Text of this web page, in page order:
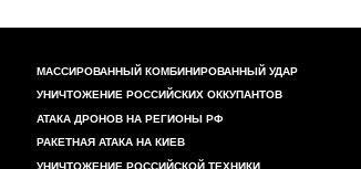
МАССИРОВАННЫЙ КОМБИНИРОВАННЫЙ УДАР
УНИЧТОЖЕНИЕ РОССИЙСКИХ ОККУПАНТОВ
АТАКА ДРОНОВ НА РЕГИОНЫ РФ
РАКЕТНАЯ АТАКА НА КИЕВ
УНИЧТОЖЕНИЕ РОССИЙСКОЙ ТЕХНИКИ